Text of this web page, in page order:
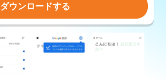
ダウンロードする